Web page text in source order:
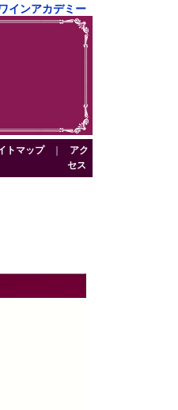
インアカデミー
トマップ
アク
セス